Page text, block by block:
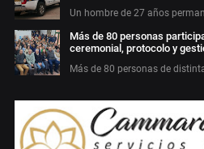
Un hombre de 27 años
Más de 80 personas
ceremonial, protocolo y
Más de 80 personas de